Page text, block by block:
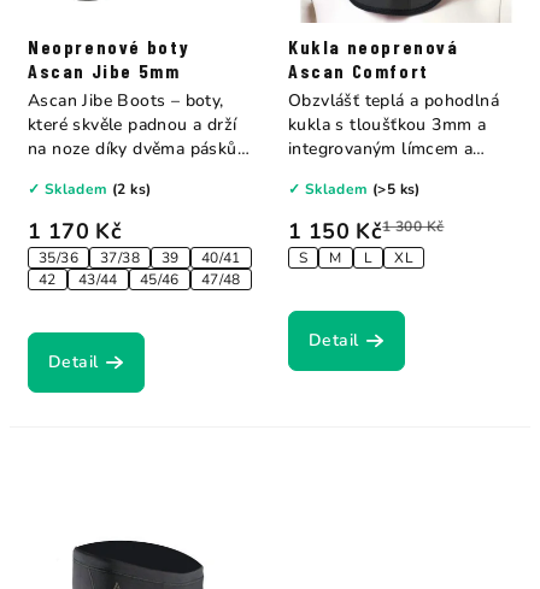
Neoprenové boty
Ascan Jibe 5mm
1 170 Kč
35/36 37/38 39
40/41
42
43/44 45/46 47/48
✓ Skladem (2 ks)
Detail
Ascan Jibe Boots – boty,
které skvěle padnou a drží
na noze díky dvěma páskům
Kukla neoprenová
Ascan Comfort
1 150 Kč1 300 Kč
S
M L XL
✓ Skladem (>5 ks)
Detail
Obzvlášť teplá a pohodlná
kukla s tloušťkou 3mm a
integrovaným límcem a